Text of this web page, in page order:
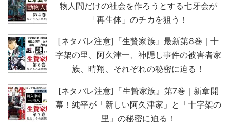
物人間だけの社会を作ろうとする七牙会が
「再生体」のチカを狙う！
[ネタバレ注意]『生贄家族』最新第8巻｜十
字架の里、阿久津一、神隠し事件の被害者家
族、晴翔、それぞれの秘密に迫る！
[ネタバレ注意]『生贄家族』第7巻｜新章開
幕！純平が「新しい阿久津家」と「十字架の
里」の秘密に迫る！